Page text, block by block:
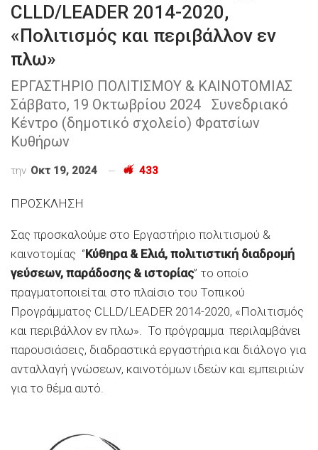
CLLD/LEADER 2014-2020,
«Πολιτισμός και περιβάλλον εν
πλω»
ΕΡΓΑΣΤΗΡΙΟ ΠΟΛΙΤΙΣΜΟΥ & ΚΑΙΝΟΤΟΜΙΑΣ
Σάββατο, 19 Οκτωβρίου 2024 Συνεδριακό
Κέντρο (δημοτικό σχολείο) Φρατσίων
Κυθήρων
την Οκτ 19, 2024 433
ΠΡΟΣΚΛΗΣΗ
Σας προσκαλούμε στο Εργαστήριο πολιτισμού &
καινοτομίας ‘’Κύθηρα & Ελιά, πολιτιστική διαδρομή
γεύσεων, παράδοσης & ιστορίας’’ το οποίο
πραγματοποιείται στο πλαίσιο του Τοπικού
Προγράμματος CLLD/LEADER 2014-2020, «Πολιτισμός
και περιβάλλον εν πλω». Το πρόγραμμα περιλαμβάνει
παρουσιάσεις, διαδραστικά εργαστήρια και διάλογο για
ανταλλαγή γνώσεων, καινοτόμων ιδεών και εμπειριών
για το θέμα αυτό.